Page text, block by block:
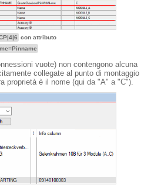
con attributo
vuote) non contengono alcuna
collegate al punto di montaggio
proprietà è il nome (qui da "A" a "C").